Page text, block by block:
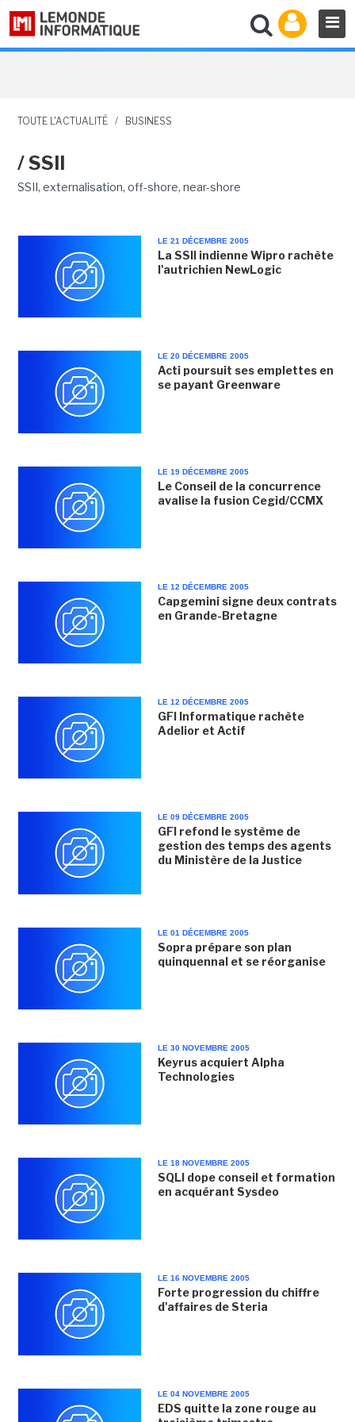
TOUTE L'ACTUALITÉ / BUSINESS
/ SSII
SSII, externalisation, off-shore, near-shore
LE 21 DÉCEMBRE 2005
La SSII indienne Wipro rachète
l'autrichien NewLogic
LE 20 DÉCEMBRE 2005
Acti poursuit ses emplettes en
se payant Greenware
LE 19 DÉCEMBRE 2005
Le Conseil de la concurrence
avalise la fusion Cegid/CCMX
LE 12 DÉCEMBRE 2005
Capgemini signe deux contrats
en Grande-Bretagne
LE 12 DÉCEMBRE 2005
GFI Informatique rachète
Adelior et Actif
LE 09 DÉCEMBRE 2005
GFI refond le système de
gestion des temps des agents
du Ministère de la Justice
LE 01 DÉCEMBRE 2005
Sopra prépare son plan
quinquennal et se réorganise
LE 30 NOVEMBRE 2005
Keyrus acquiert Alpha
Technologies
LE 18 NOVEMBRE 2005
SQLI dope conseil et formation
en acquérant Sysdeo
LE 16 NOVEMBRE 2005
Forte progression du chiffre
d'affaires de Steria
LE 04 NOVEMBRE 2005
EDS quitte la zone rouge au